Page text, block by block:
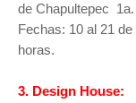
de Chapultepec
Fechas: 10 al 21
horas.
3. Design House: